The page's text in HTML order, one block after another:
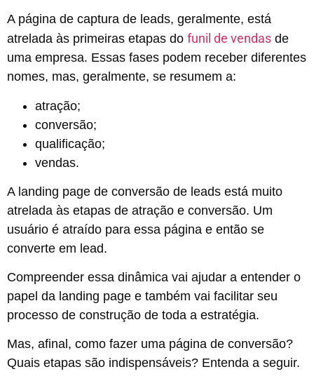
A página de captura de leads, geralmente, está
atrelada às primeiras etapas do funil de vendas de
uma empresa. Essas fases podem receber diferentes
nomes, mas, geralmente, se resumem a:
atração;
conversão;
qualificação;
vendas.
A landing page de conversão de leads está muito
atrelada às etapas de atração e conversão. Um
usuário é atraído para essa página e então se
converte em lead.
Compreender essa dinâmica vai ajudar a entender o
papel da landing page e também vai facilitar seu
processo de construção de toda a estratégia.
Mas, afinal, como fazer uma página de conversão?
Quais etapas são indispensáveis? Entenda a seguir.